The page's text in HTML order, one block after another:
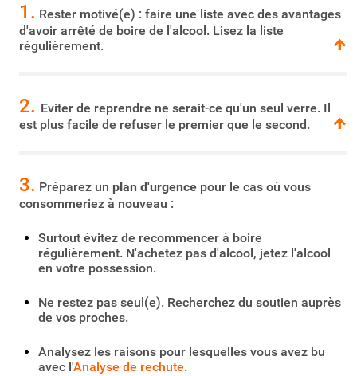
1. Rester motivé(e) : faire une liste avec des avantages
d'avoir arrêté de boire de l'alcool. Lisez la liste
régulièrement.
2. Eviter de reprendre ne serait-ce qu'un seul verre. Il
est plus facile de refuser le premier que le second.
3. Préparez un plan d'urgence pour le cas où vous
consommeriez à nouveau :
Surtout évitez de recommencer à boire
régulièrement. N'achetez pas d'alcool, jetez l'alcool
en votre possession.
Ne restez pas seul(e). Recherchez du soutien auprès
de vos proches.
Analysez les raisons pour lesquelles vous avez bu
avec l'Analyse de rechute.